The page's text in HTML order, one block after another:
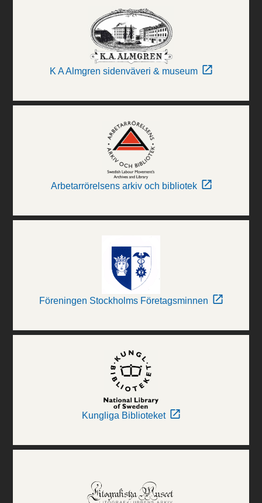
K A Almgren sidenväveri & museum
Arbetarrörelsens arkiv och bibliotek
Föreningen Stockholms Företagsminnen
Kungliga Biblioteket